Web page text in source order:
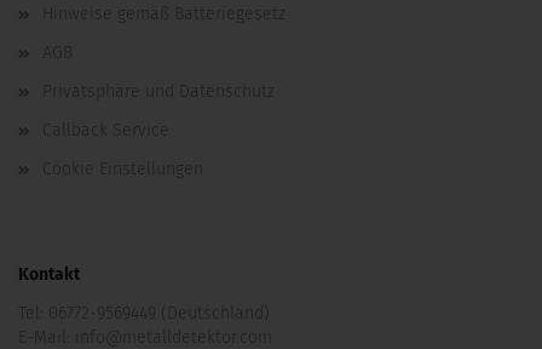
Hinweise gemäß Batteriegesetz
AGB
Privatsphäre und Datenschutz
Callback Service
Cookie Einstellungen
Kontakt
Tel:
06772-9569449 (Deutschland)
E-Mail:
info@metalldetektor.com